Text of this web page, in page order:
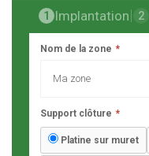
1 Implantation 2
Nom de la zone *
Support clôture *
Platine sur muret